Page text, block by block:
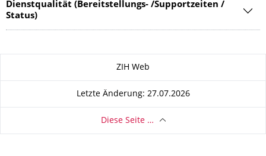
Dienstqualität (Bereitstellungs- /Supportzeiten /
Status)
ZIH Web
Letzte Änderung: 27.07.2026
Diese Seite …